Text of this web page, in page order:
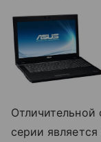
серии